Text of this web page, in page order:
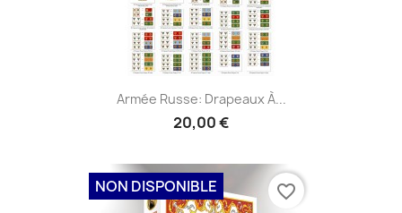
Armée Russe: Drapeaux À...
20,00 €
NON DISPONIBLE favorite_border